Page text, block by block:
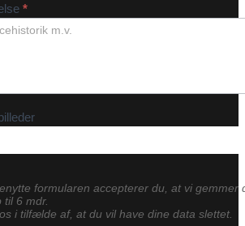
*
formularen accepterer du, at vi gemmer
til 6 mdr.
i tilfælde af, at du vil have dine data slettet.